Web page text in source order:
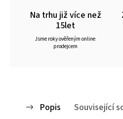
Na trhu již více než
15let
Jsme roky ověřeným online
prodejcem
Popis
Související